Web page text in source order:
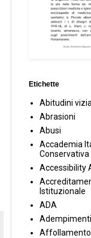
Etichette
Abitudini
Abrasioni
Abusi
Accademia
Conservativa
Accessibility
Istituzionale
ADA
Adempimenti